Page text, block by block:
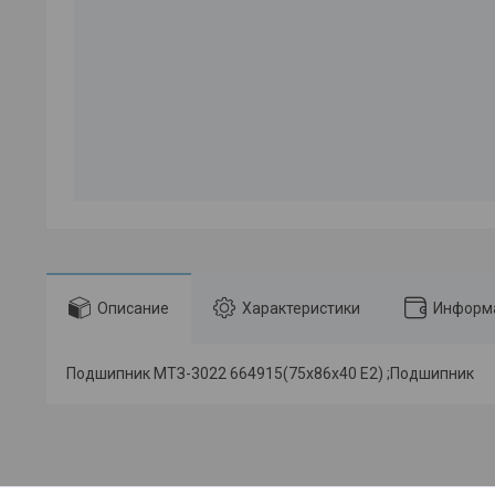
Описание Характеристики
Подшипник МТЗ-3022 664915(75х86х40 Е2) ;Подшипник